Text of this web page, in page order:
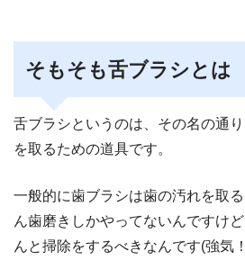
そもそも舌ブラシとは
舌ブラシというのは、その名の通
を取るための道具です。
一般的に歯ブラシは歯の汚れを取
ん歯磨きしかやってないんですけ
んと掃除をするべきなんです(強気